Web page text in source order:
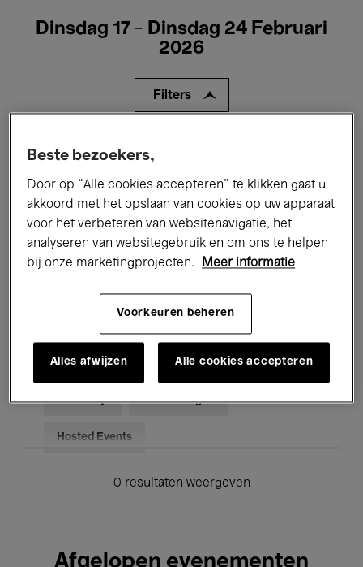
Dinsdag 17 - Dinsdag 24 Februari
2026
Filters
Alle evenementen
Tentoonstellingen Films
Performances Lezingen & Debatten
Jazz Klassieke Muziek Global Music
Elektronische Muziek
Voor iedereen Kids’ Palace
Onderwijs Rondleidingen
Hosted Events
0 resultaten weergeven
Afgelopen evenementen
Beste bezoekers,
Door op “Alle cookies accepteren” te klikken gaat u
akkoord met het opslaan van cookies op uw apparaat
voor het verbeteren van websitenavigatie, het
analyseren van websitegebruik en om ons te helpen
bij onze marketingprojecten.
Meer informatie
Voorkeuren beheren
Alles afwijzen Alle cookies accepteren